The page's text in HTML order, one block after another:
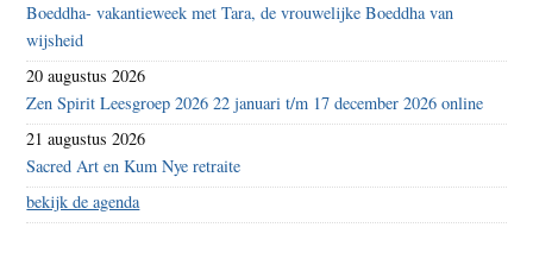
Boeddha- vakantieweek met Tara, de vrouwelijke Boeddha van
wijsheid
20 augustus 2026
Zen Spirit Leesgroep 2026 22 januari t/m 17 december 2026 online
21 augustus 2026
Sacred Art en Kum Nye retraite
bekijk de agenda